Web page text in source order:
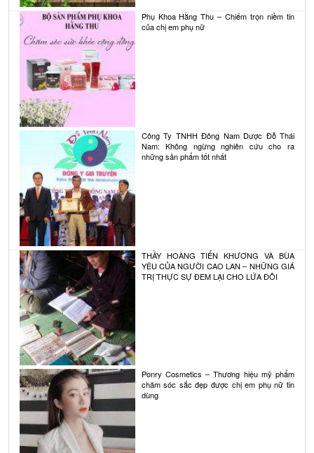
Phụ Khoa Hằng Thu – Chiếm trọn niềm tin
của chị em phụ nữ
Công Ty TNHH Đông Nam Dược Đỗ Thái
Nam: Không ngừng nghiên cứu cho ra
những sản phẩm tốt nhất
THẦY HOÀNG TIẾN KHƯƠNG VÀ BÙA
YÊU CỦA NGƯỜI CAO LAN – NHỮNG GIÁ
TRỊ THỰC SỰ ĐEM LẠI CHO LỨA ĐÔI
Ponry Cosmetics – Thương hiệu mỹ phẩm
chăm sóc sắc đẹp được chị em phụ nữ tin
dùng